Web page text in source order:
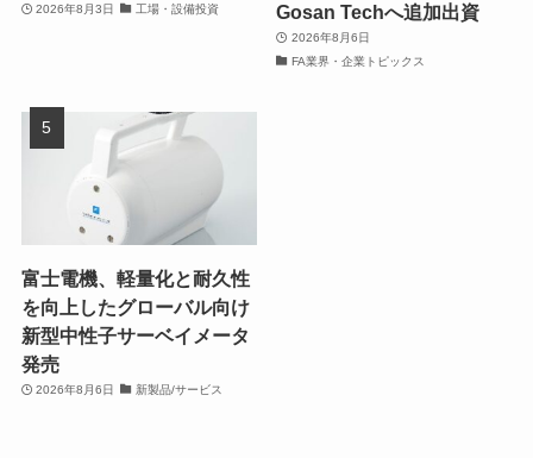
2026年8月3日 工場・設備投資
Gosan Techへ追加出資
2026年8月6日
FA業界・企業トピックス
富士電機、軽量化と耐久性
を向上したグローバル向け
新型中性子サーベイメータ
発売
2026年8月6日 新製品/サービス